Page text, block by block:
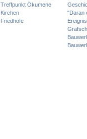
Treffpunkt Ökumene
Kirchen
Friedhöfe
"Daran